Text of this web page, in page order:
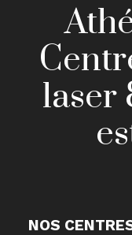
laser
NOS